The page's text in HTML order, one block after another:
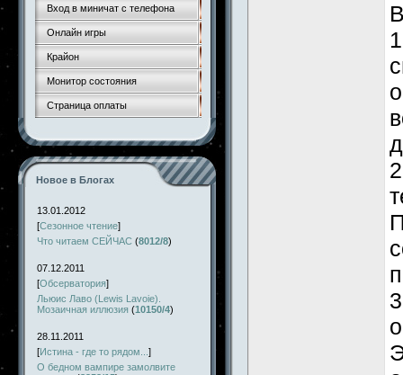
Вход в миничат с телефона
Онлайн игры
Крайон
Монитор состояния
Страница оплаты
Новое в Блогах
13.01.2012
[Сезонное чтение]
Что читаем СЕЙЧАС (8012/8)
07.12.2011
[Обсерватория]
Льюис Лаво (Lewis Lavoie).
Мозаичная иллюзия (10150/4)
28.11.2011
[Истина - где то рядом... ]
О бедном вампире замолвите